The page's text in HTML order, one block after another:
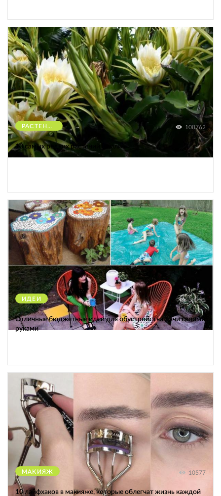
РАСТЕНИЯ 108762
10 самых редких растений Земли
ИДЕИ 38751
Отличные бюджетные идеи для обустройства дачи своими
руками
МАКИЯЖ 10577
10 лайфхаков в макияже, которые облегчат жизнь каждой